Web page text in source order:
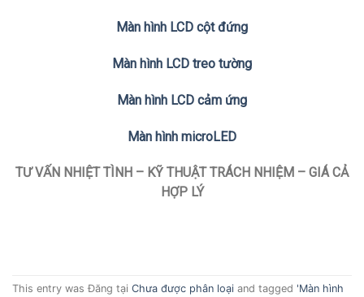
Màn hình LCD cột đứng
Màn hình LCD treo tường
Màn hình LCD cảm ứng
Màn hình microLED
TƯ VẤN NHIỆT TÌNH – KỸ THUẬT TRÁCH NHIỆM – GIÁ CẢ
HỢP LÝ
This entry was Đăng tại Chưa được phân loại and tagged 'Màn hình